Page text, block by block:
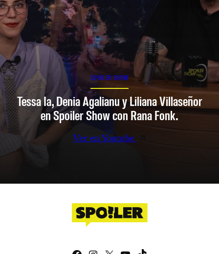
SPOILER SHOW
Tessa Ia, Denia Agalianu y Liliana Villaseñor
en Spoiler Show con Rana Fonk.
Ver en Youtube
Facebook
Instagram
X YouTube